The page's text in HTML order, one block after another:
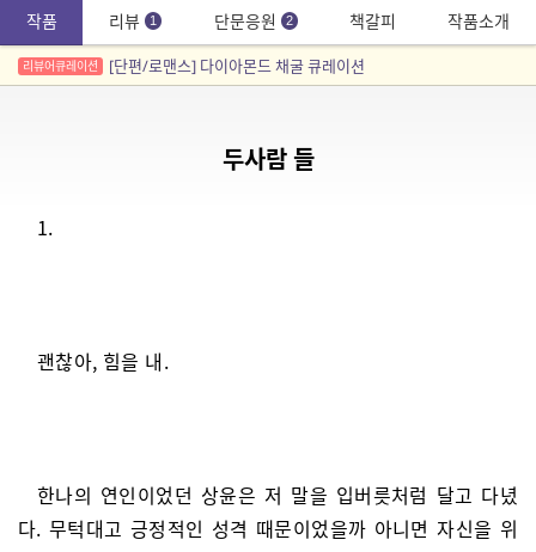
작품 리뷰 1 단문응원 2 책갈피 작품소개
리뷰어큐레이션 [단편/로맨스] 다이아몬드 채굴 큐레이션
두사람 들
1.
괜찮아, 힘을 내.
한나의 연인이었던 상윤은 저 말을 입버릇처럼 달고 다녔
다. 무턱대고 긍정적인 성격 때문이었을까 아니면 자신을 위